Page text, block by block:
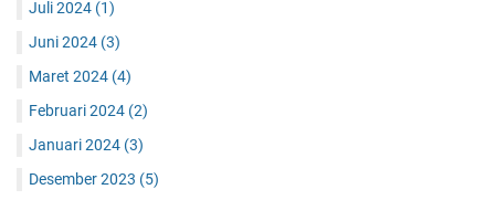
Juli 2024 (1)
Juni 2024 (3)
Maret 2024 (4)
Februari 2024 (2)
Januari 2024 (3)
Desember 2023 (5)